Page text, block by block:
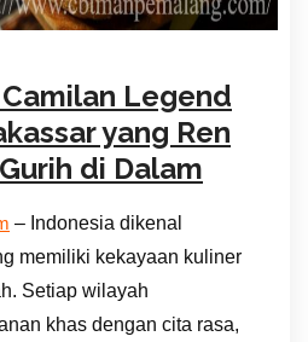
Legend
yang Ren
di Dalam
– Indonesia dikenal
memiliki kekayaan kuliner
Setiap wilayah
khas dengan cita rasa,